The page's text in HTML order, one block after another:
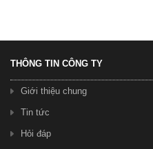
THÔNG TIN CÔNG TY
Giới thiệu chung
Tin tức
Hỏi đáp